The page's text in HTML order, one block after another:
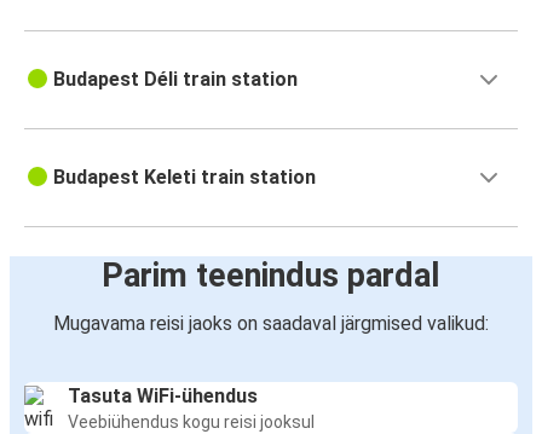
Budapest Déli train station
Budapest Keleti train station
Parim teenindus pardal
Mugavama reisi jaoks on saadaval järgmised valikud:
Tasuta WiFi-ühendus
Veebiühendus kogu reisi jooksul